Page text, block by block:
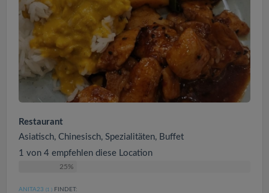
Restaurant
Asiatisch, Chinesisch, Spezialitäten, Buffet
1 von 4 empfehlen diese Location
25%
ANITA23 (1 ) FINDET: